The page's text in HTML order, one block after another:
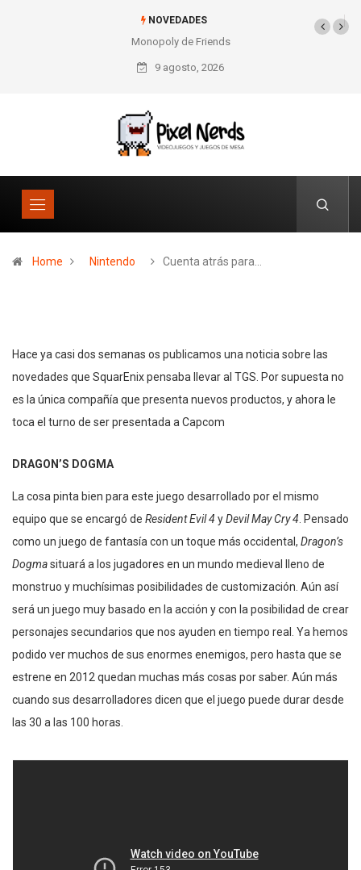
NOVEDADES
Monopoly de Friends
9 agosto, 2026
Home Nintendo Cuenta atrás para…
Hace ya casi dos semanas os publicamos una noticia sobre las
novedades que SquarEnix pensaba llevar al TGS. Por supuesta no
es la única compañía que presenta nuevos productos, y ahora le
toca el turno de ser presentada a Capcom
DRAGON’S DOGMA
La cosa pinta bien para este juego desarrollado por el mismo
equipo que se encargó de Resident Evil 4yDevil May Cry 4 . Pensado
como un juego de fantasía con un toque más occidental, Dragon’s
Dogmasituará a los jugadores en un mundo medieval lleno de
monstruo y muchísimas posibilidades de customización. Aún así
será un juego muy basado en la acción y con la posibilidad de crear
personajes secundarios que nos ayuden en tiempo real. Ya hemos
podido ver muchos de sus enormes enemigos, pero hasta que se
estrene en 2012 quedan muchas más cosas por saber. Aún más
cuando sus desarrolladores dicen que el juego puede durar desde
las 30 a las 100 horas.